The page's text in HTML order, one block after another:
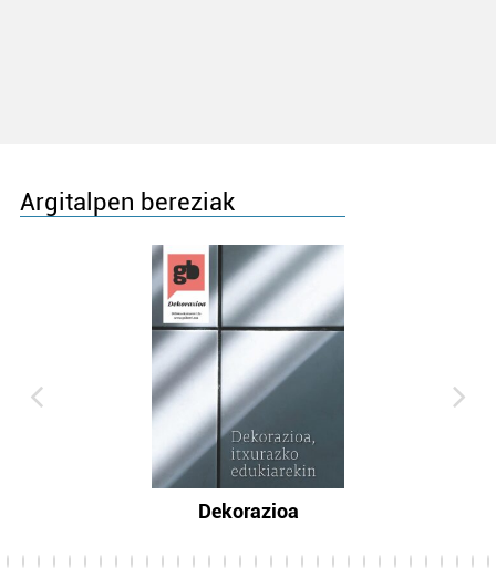
Argitalpen bereziak
Dekorazioa